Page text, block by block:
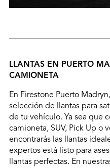
LLANTAS EN PUERTO
CAMIONETA
En Firestone Puerto
selección de llantas para
de tu vehículo. Ya sea que
camioneta, SUV, Pick Up o
encontrarás las llantas
expertos está listo para
llantas perfectas. En